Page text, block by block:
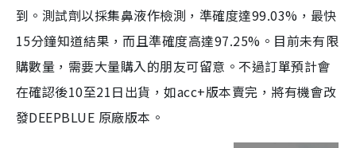
到。測試劑以採集鼻液作檢測，準確度達99.03%，最快
15分鐘知道結果，而且準確度高達97.25%。目前未有限
購數量，需要大量購入的朋友可留意。不過訂單預計會
在確認後10至21日出貨，如acc+版本賣完，將有機會改
發DEEPBLUE 原廠版本。